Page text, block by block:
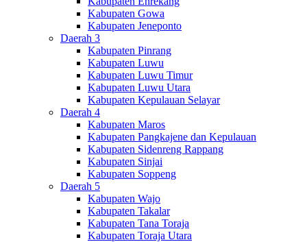
Kabupaten Gowa
Kabupaten Jeneponto
Daerah 3
Kabupaten Pinrang
Kabupaten Luwu
Kabupaten Luwu Timur
Kabupaten Luwu Utara
Kabupaten Kepulauan Selayar
Daerah 4
Kabupaten Maros
Kabupaten Pangkajene dan Kepulauan
Kabupaten Sidenreng Rappang
Kabupaten Sinjai
Kabupaten Soppeng
Daerah 5
Kabupaten Wajo
Kabupaten Takalar
Kabupaten Tana Toraja
Kabupaten Toraja Utara